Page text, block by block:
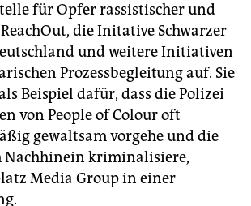
für Opfer rassistischer und
die Initative Schwarzer
und weitere Initiativen
Prozessbegleitung auf. Sie
Beispiel dafür, dass die Polizei
von People of Colour oft
gewaltsam vorgehe und die
Nachhinein kriminalisiere,
Media Group in einer